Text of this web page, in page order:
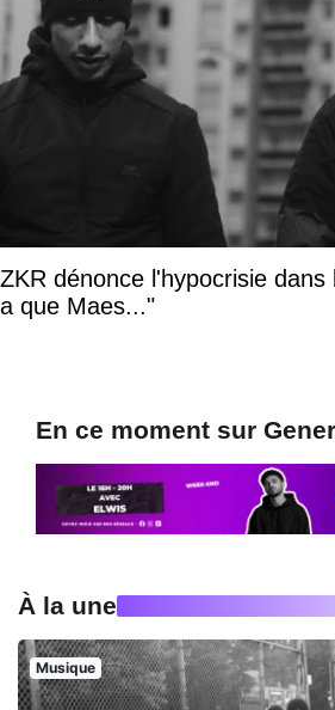
ZKR dénonce l'hypocrisie
a que Maes..."
En ce moment sur
À la une
Musique